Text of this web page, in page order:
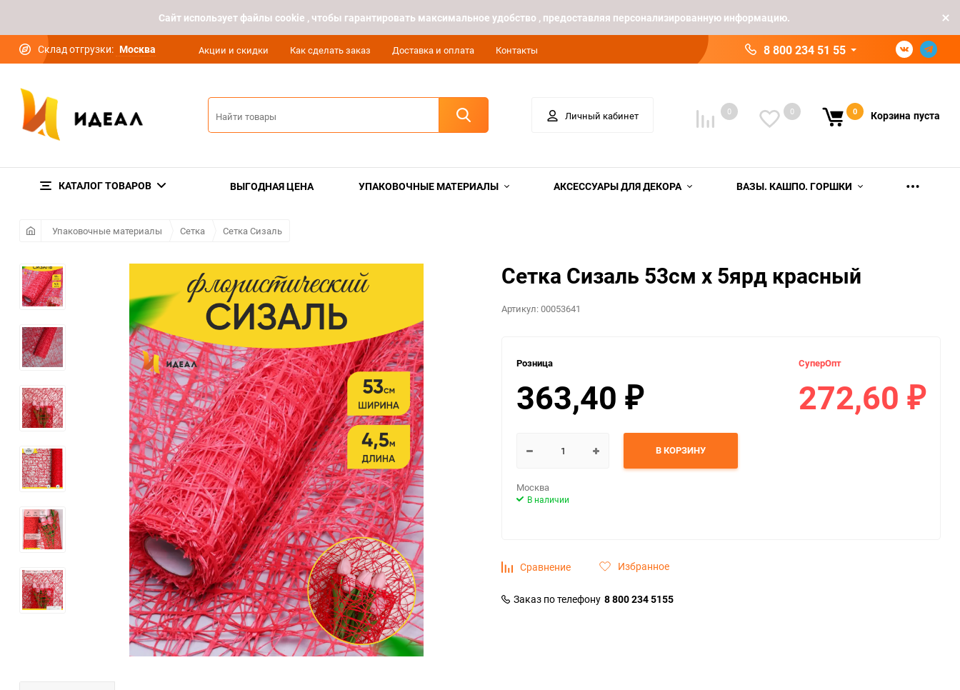
Cайт использует файлы cookie , чтобы гарантировать максимальное удобство , предоставляя персонализированную информацию.
Склад отгрузки: Москва Акции и скидки Как сделать заказ Доставка и оплата Контакты 8 800 234 51 55
Личный кабинет 0 0 0 Корзина пуста
КАТАЛОГ ТОВАРОВ ВЫГОДНАЯ ЦЕНА УПАКОВОЧНЫЕ МАТЕРИАЛЫ АКСЕССУАРЫ ДЛЯ ДЕКОРА ВАЗЫ. КАШПО. ГОРШКИ
Упаковочные материалы Сетка Сетка Сизаль
Сетка Сизаль 53см х 5ярд красный
Артикул:00053641
Розница
363,40 ₽
СуперОпт
272,60 ₽
В КОРЗИНУ
Москва
В наличии
Сравнение Избранное
Заказ по телефону 8 800 234 5155